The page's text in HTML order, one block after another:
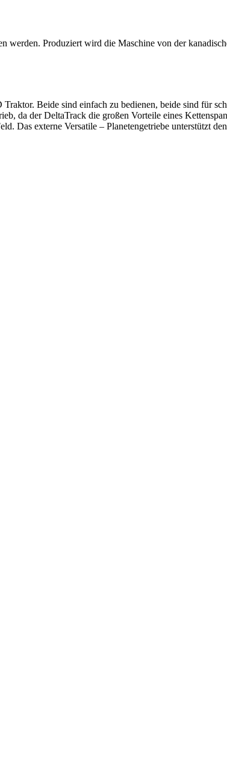
werden. Produziert wird die Maschine von der
Beide sind einfach zu bedienen, beide sind für
da der DeltaTrack die großen Vorteile eines
Das externe Versatile – Planetengetriebe unterstützt